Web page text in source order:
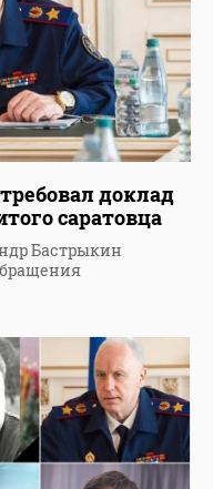
доклад
саратовца
Бастрыкин